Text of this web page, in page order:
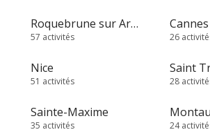
Roquebrune sur Argens
57 activités
Cannes
26
Nice
51 activités
Saint
28
Sainte-Maxime
35 activités 24